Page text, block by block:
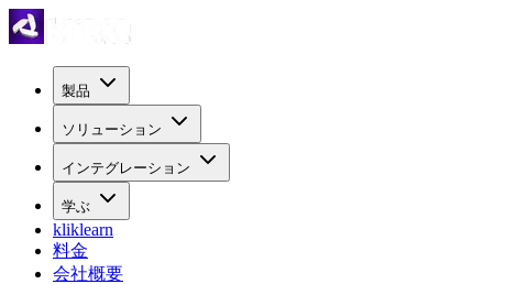
製品
ソリューション
インテグレーション
学ぶ
kliklearn
料金
会社概要